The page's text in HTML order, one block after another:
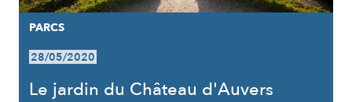
PARCS
28/05/2020
Le jardin du Château d'Auvers